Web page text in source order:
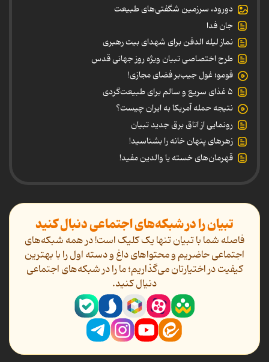
دورود، سرزمین شگفتی‌های طبیعت
جان فدا
نماز لیله الدفن برای شهدای بیت رهبری
طرح اختصاصی تبیان ویژه روز جهانی قدس
فومو؛ غول جیب‌بر فضای مجازی!
۵ غذای سریع و سالم برای طبیعت‌گردی
نتیجه حمله آمریکا به ایران چیست؟
رونمایی از اتاق برق جدید تبیان
زهرهای پنهان خانه را بشناسید!
قهرمان‌های خسته یا والدین مفید!
تبیان را در شبکه‌های اجتماعی دنبال کنید
فاصله شما با تبیان تنها یک کلیک است! در همه شبکه‌های
اجتماعی حاضریم و محتواهای داغ و دسته اول را با بهترین
کیفیت در اختیارتان می‌گذاریم؛ ما را در شبکه‌های اجتماعی
دنیال کنید.